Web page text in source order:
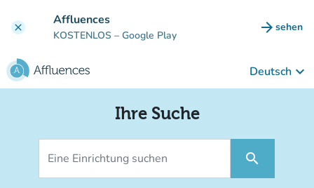
clear Affluences
KOSTENLOS – Google Play arrow_forward sehen
(new
Deutsch keyboard_arrow_down
Ihre Suche
search